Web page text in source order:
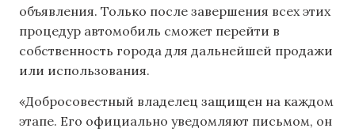
объявления. Только после завершения всех этих
процедур автомобиль сможет перейти в
собственность города для дальнейшей продажи
или использования.
«Добросовестный владелец защищен на каждом
этапе. Его официально уведомляют письмом, он